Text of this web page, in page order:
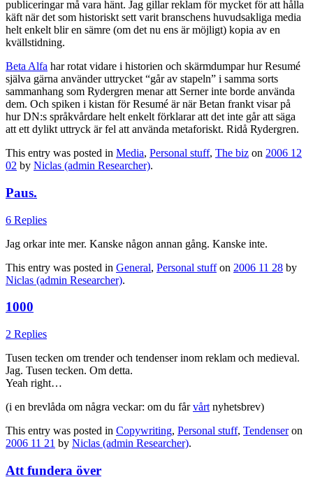
publiceringar må vara hänt. Jag gillar reklam för mycket för att hålla
käft när det som historiskt sett varit branschens huvudsakliga media
helt enkelt blir en sämre (om det nu ens är möjligt) kopia av en
kvällstidning.
Beta Alfa har rotat vidare i historien och skärmdumpar hur Resumé
själva gärna använder uttrycket “går av stapeln” i samma sorts
sammanhang som Rydergren menar att Serner inte borde använda
dem. Och spiken i kistan för Resumé är när Betan frankt visar på
hur DN:s språkvårdare helt enkelt förklarar att det inte går att säga
att ett dylikt uttryck är fel att använda metaforiskt. Ridå Rydergren.
This entry was posted in Media, Personal stuff, The biz on 2006 12
02 by Niclas (admin Researcher).
Paus.
6 Replies
Jag orkar inte mer. Kanske någon annan gång. Kanske inte.
This entry was posted in General, Personal stuffon 2006 11 28 by
Niclas (admin Researcher).
1000
2 Replies
Tusen tecken om trender och tendenser inom reklam och medieval.
Jag. Tusen tecken. Om detta.
Yeah right…
(i en brevlåda om några veckar: om du fårvårt nyhetsbrev)
This entry was posted in Copywriting, Personal stuff, Tendenseron
2006 11 21 by Niclas (admin Researcher).
Att fundera över